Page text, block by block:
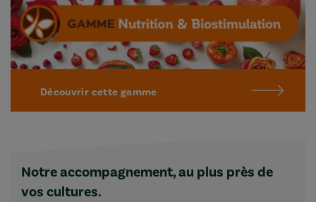
Découvrir cette gamme
Notre accompagnement, au plus près de
vos cultures.